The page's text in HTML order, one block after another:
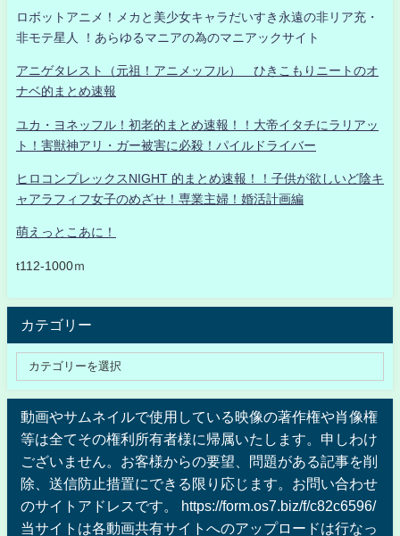
ロボットアニメ！メカと美少女キャラだいすき永遠の非リア充・
非モテ星人 ！あらゆるマニアの為のマニアックサイト
アニゲタレスト（元祖！アニメッフル） ひきこもりニートのオ
ナベ的まとめ速報
ユカ・ヨネッフル！初老的まとめ速報！！大帝イタチにラリアッ
ト！害獣神アリ・ガー被害に必殺！パイルドライバー
ヒロコンプレックスNIGHT 的まとめ速報！！子供が欲しいど陰キ
ャアラフィフ女子のめざせ！専業主婦！婚活計画編
萌えっとこあに！
t112-1000ｍ
カテゴリー
動画やサムネイルで使用している映像の著作権や肖像権
等は全てその権利所有者様に帰属いたします。申しわけ
ございません。お客様からの要望、問題がある記事を削
除、送信防止措置にできる限り応じます。お問い合わせ
のサイトアドレスです。 https://form.os7.biz/f/c82c6596/
当サイトは各動画共有サイトへのアップロードは行なっ